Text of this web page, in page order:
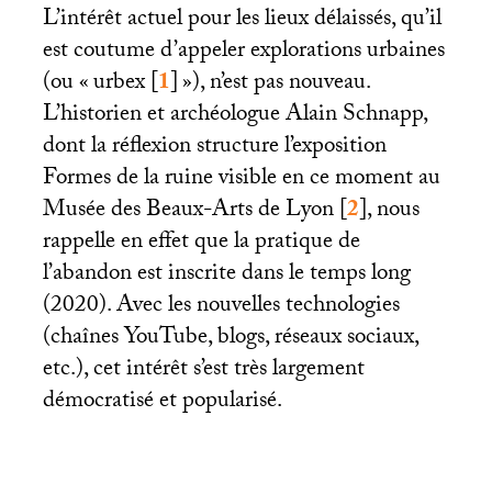
L’intérêt actuel pour les lieux délaissés, qu’il
est coutume d’appeler explorations urbaines
(ou «urbex[1]»), n’est pas nouveau.
L’historien et archéologue Alain Schnapp,
dont la réflexion structure l’exposition
Formes de la ruine visible en ce moment au
Musée des Beaux-Arts de Lyon[2], nous
rappelle en effet que la pratique de
l’abandon est inscrite dans le temps long
(2020). Avec les nouvelles technologies
(chaînes YouTube, blogs, réseaux sociaux,
etc.), cet intérêt s’est très largement
démocratisé et popularisé.